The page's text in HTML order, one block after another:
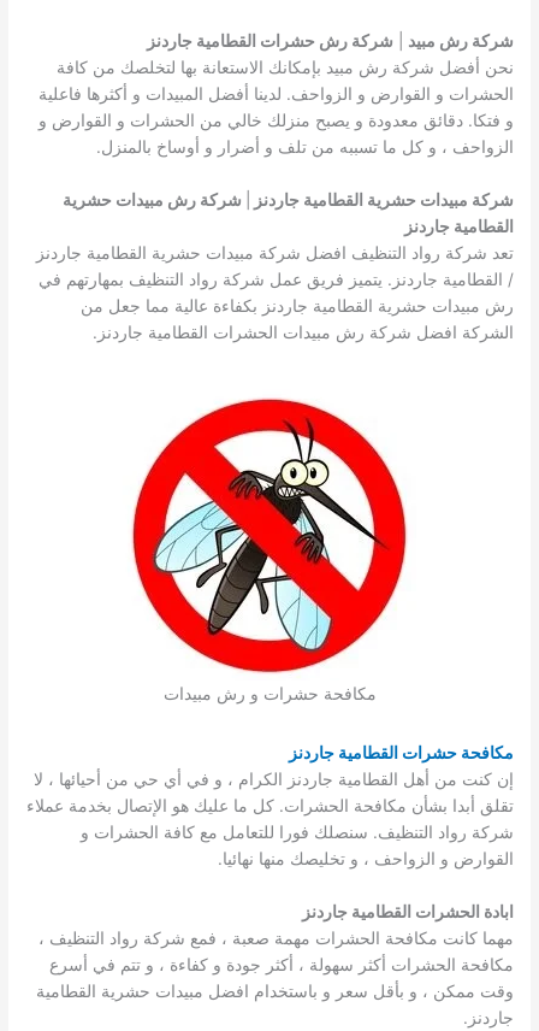
شركة رش مبيد
شركة رش حشرات القطامية جاردنز
نحن أفضل شركة رش مبيد بإمكانك الاستعانة بها لتخلصك من كافة
الحشرات و القوارض و الزواحف. لدينا أفضل المبيدات و أكثرها فاعلية
و فتكا. دقائق معدودة و يصبح منزلك خالي من الحشرات و القوارض و
الزواحف ، و كل ما تسببه من تلف و أضرار و أوساخ بالمنزل.
شركة مبيدات حشرية القطامية جاردنز
شركة رش مبيدات حشرية
القطامية جاردنز
تعد شركة رواد التنظيف افضل شركة مبيدات حشرية القطامية جاردنز
/ القطامية جاردنز. يتميز فريق عمل شركة رواد التنظيف بمهارتهم في
رش مبيدات حشرية القطامية جاردنز بكفاءة عالية مما جعل من
الشركة افضل شركة رش مبيدات الحشرات القطامية جاردنز.
مكافحة حشرات و رش مبيدات
مكافحة حشرات القطامية جاردنز
إن كنت من أهل القطامية جاردنز الكرام ، و في أي حي من أحيائها ، لا
تقلق أبدا بشأن مكافحة الحشرات. كل ما عليك هو الإتصال بخدمة عملاء
شركة رواد التنظيف. سنصلك فورا للتعامل مع كافة الحشرات و
القوارض و الزواحف ، و تخليصك منها نهائيا.
ابادة الحشرات القطامية جاردنز
مهما كانت مكافحة الحشرات مهمة صعبة ، فمع شركة رواد التنظيف ،
مكافحة الحشرات أكثر سهولة ، أكثر جودة و كفاءة ، و تتم في أسرع
وقت ممكن ، و بأقل سعر و باستخدام افضل مبيدات حشرية القطامية
جاردنز.